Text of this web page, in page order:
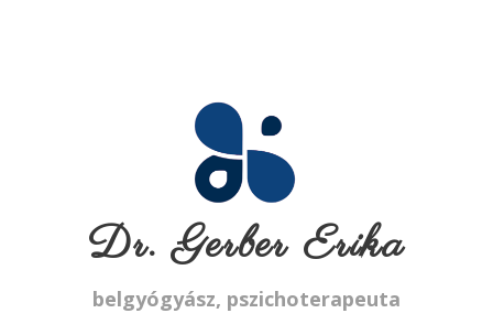
Dr. Gerber Erika
belgyógyász, pszichoterapeuta